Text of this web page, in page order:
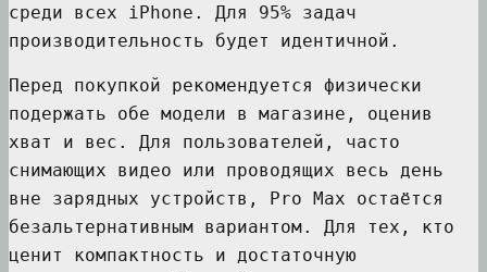
среди всех iPhone. Для 95% задач
производительность будет идентичной.
Перед покупкой рекомендуется физически
подержать обе модели в магазине, оценив
хват и вес. Для пользователей, часто
снимающих видео или проводящих весь день
вне зарядных устройств, Pro Max остаётся
безальтернативным вариантом. Для тех, кто
ценит компактность и достаточную